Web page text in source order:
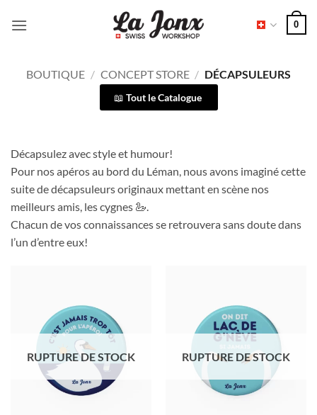
0
BOUTIQUE / CONCEPT STORE / DÉCAPSULEURS
Tout le Catalogue
Décapsulez avec style et humour!
Pour nos apéros au bord du Léman, nous avons imaginé cette
suite de décapsuleurs originaux mettant en scène nos
meilleurs amis, les cygnes 🦢.
Chacun de vos connaissances se retrouvera sans doute dans
l’un d’entre eux!
RUPTURE DE STOCK RUPTURE DE STOCK